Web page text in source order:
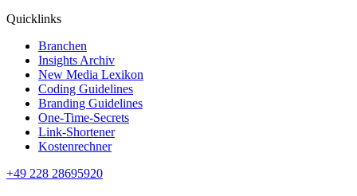
Quicklinks
Branchen
Insights Archiv
New Media Lexikon
Coding Guidelines
Branding Guidelines
One-Time-Secrets
Link-Shortener
Kostenrechner
+49 228 28695920